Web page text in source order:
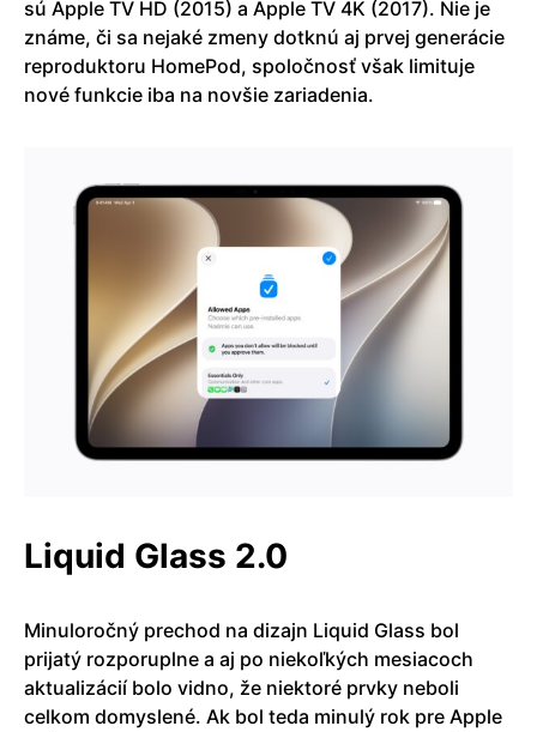
sú Apple TV HD (2015) a Apple TV 4K (2017). Nie je
známe, či sa nejaké zmeny dotknú aj prvej generácie
reproduktoru HomePod, spoločnosť však limituje
nové funkcie iba na novšie zariadenia.
Liquid Glass 2.0
Minuloročný prechod na dizajn Liquid Glass bol
prijatý rozporuplne a aj po niekoľkých mesiacoch
aktualizácií bolo vidno, že niektoré prvky neboli
celkom domyslené. Ak bol teda minulý rok pre Apple